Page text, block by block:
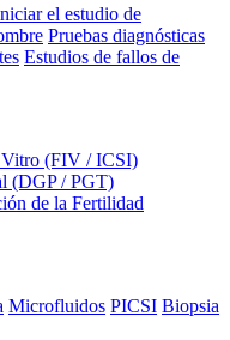
el estudio de
Pruebas diagnósticas
Estudios de fallos de
Vitro (FIV / ICSI)
(DGP / PGT)
de la Fertilidad
Microfluidos PICSI Biopsia